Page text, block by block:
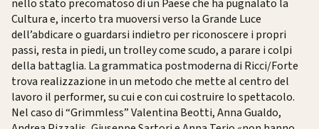
nello stato precomatoso di un Paese che ha pugnalato la
Cultura e, incerto tra muoversi verso la Grande Luce
dell’abdicare o guardarsi indietro per riconoscere i propri
passi, resta in piedi, un trolley come scudo, a parare i colpi
della battaglia. La grammatica postmoderna di Ricci/Forte
trova realizzazione in un metodo che mette al centro del
lavoro il performer, su cui e con cui costruire lo spettacolo.
Nel caso di “Grimmless” Valentina Beotti, Anna Gualdo,